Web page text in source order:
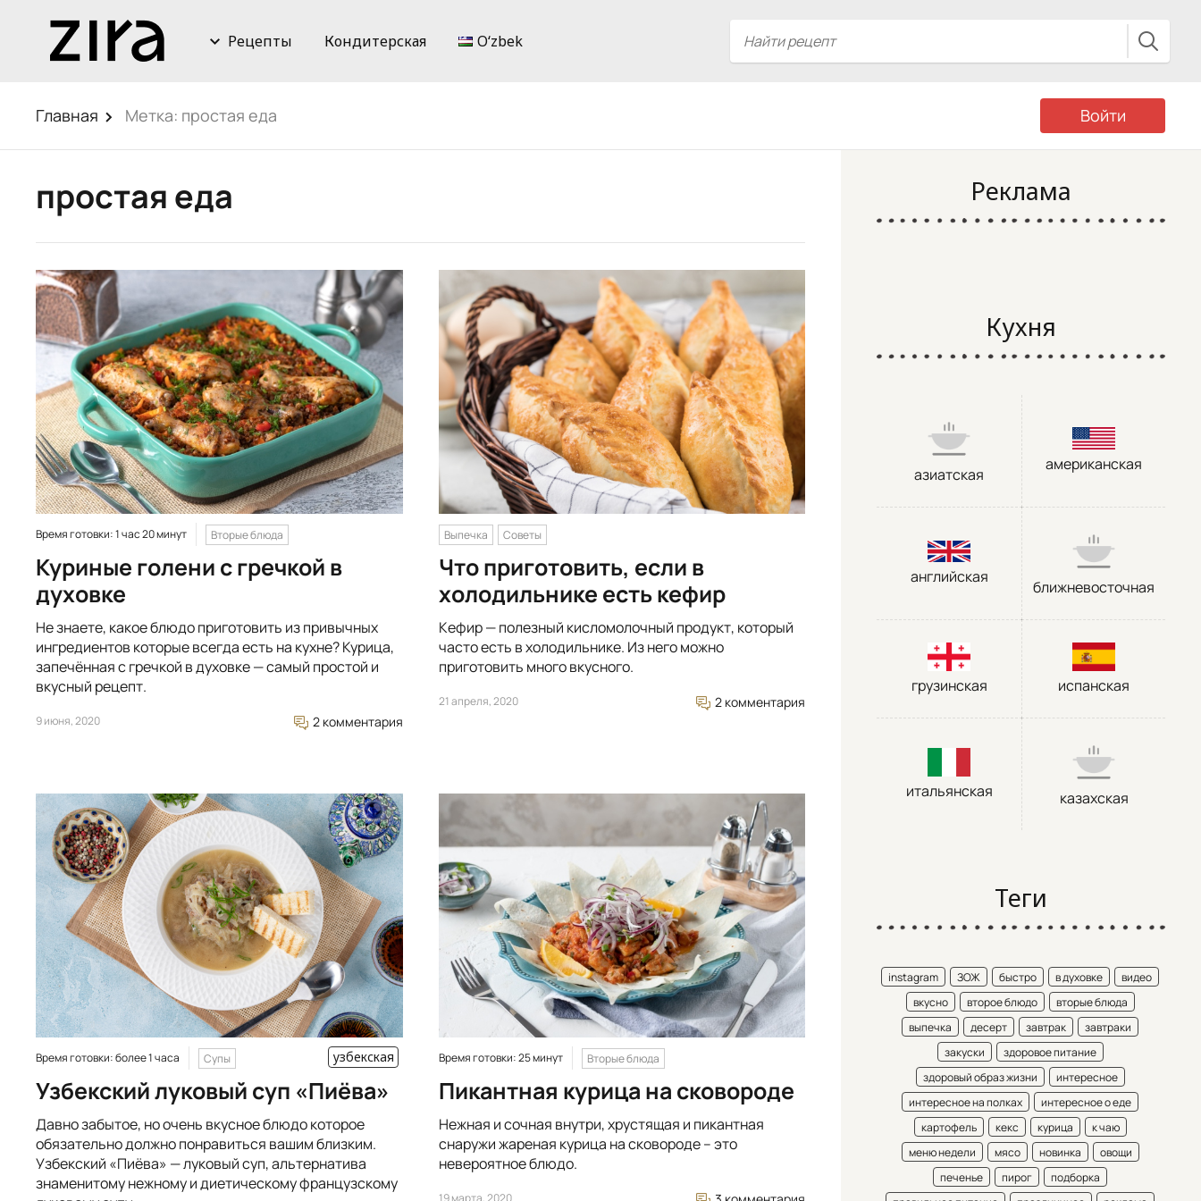
Рецепты Кондитерская Oʻzbek
Главная Метка: простая еда Войти
простая еда
Время готовки: 1 час 20 минут Вторые блюда
Куриные голени с гречкой в
духовке
Не знаете, какое блюдо приготовить из привычных
ингредиентов которые всегда есть на кухне? Курица,
запечённая с гречкой в духовке — самый простой и
вкусный рецепт.
9 июня, 2020 2 комментария
Выпечка Советы
Что приготовить, если в
холодильнике есть кефир
Кефир — полезный кисломолочный продукт, который
часто есть в холодильнике. Из него можно
приготовить много вкусного.
21 апреля, 2020 2 комментария
Время готовки: более 1 часа Супы узбекская
Узбекский луковый суп «Пиёва»
Давно забытое, но очень вкусное блюдо которое
обязательно должно понравиться вашим близким.
Узбекский «Пиёва» — луковый суп, альтернатива
знаменитому нежному и диетическому французскому
Время готовки: 25 минут Вторые блюда
Пикантная курица на сковороде
Нежная и сочная внутри, хрустящая и пикантная
снаружи жареная курица на сковороде – это
невероятное блюдо.
19 марта, 2020
Реклама
Кухня
азиатская
американская
английская
ближневосточная
грузинская испанская
итальянская казахская
Теги
instagram ЗОЖ быстро в духовке
видео
вкусно
второе блюдо
вторые блюда
выпечка
десерт завтрак
завтраки
закуски
здоровое питание
здоровый образ жизни
интересное
интересное на полках
интересное о еде
картофель
кекс курица
к чаю
меню недели
мясо новинка
овощи
печенье
пирог
подборка